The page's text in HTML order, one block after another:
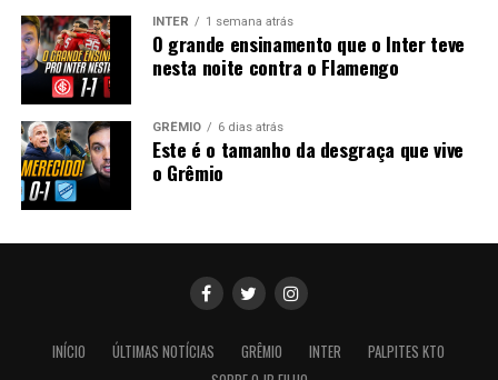
INTER 1 semana atrás
O grande ensinamento que o Inter teve
nesta noite contra o Flamengo
GRÊMIO 6 dias atrás
Este é o tamanho da desgraça que vive
o Grêmio
INÍCIO ÚLTIMAS NOTÍCIAS GRÊMIO INTER
PALPITES KTO